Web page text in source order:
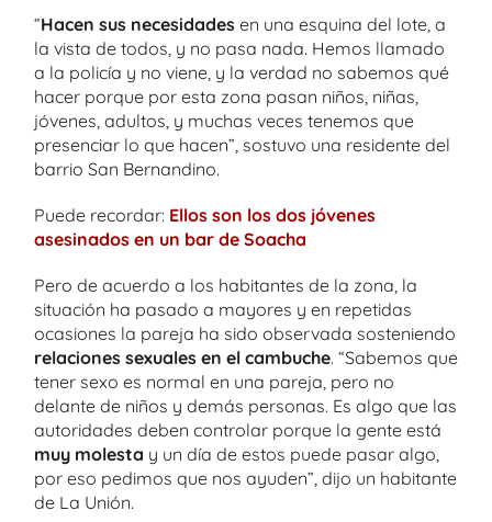
“Hacen sus necesidades en una esquina del lote, a
la vista de todos, y no pasa nada. Hemos llamado
a la policía y no viene, y la verdad no sabemos qué
hacer porque por esta zona pasan niños, niñas,
jóvenes, adultos, y muchas veces tenemos que
presenciar lo que hacen”, sostuvo una residente del
barrio San Bernandino.
Puede recordar: Ellos son los dos jóvenes
asesinados en un bar de Soacha
Pero de acuerdo a los habitantes de la zona, la
situación ha pasado a mayores y en repetidas
ocasiones la pareja ha sido observada sosteniendo
relaciones sexuales en el cambuche. “Sabemos que
tener sexo es normal en una pareja, pero no
delante de niños y demás personas. Es algo que las
autoridades deben controlar porque la gente está
muy molesta y un día de estos puede pasar algo,
por eso pedimos que nos ayuden”, dijo un habitante
de La Unión.